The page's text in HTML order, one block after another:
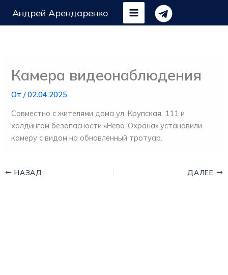
Андрей Арендаренко
Камера видеонаблюдения
От/02.04.2025
Совместно с жителями дома ул. Крупская, 111 и
холдингом безопасности «Нева-Охрана» установили
камеру с видом на обновленный тротуар.
НАЗАД ДАЛЕЕ